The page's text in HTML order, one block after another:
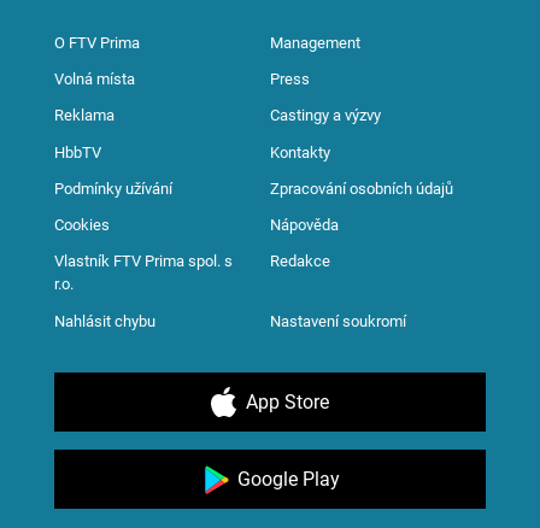
O FTV Prima Management
Volná místa Press
Reklama Castingy a výzvy
HbbTV Kontakty
Podmínky užívání Zpracování osobních údajů
Cookies Nápověda
Vlastník FTV Prima spol. s
r.o.
Redakce
Nahlásit chybu Nastavení soukromí
App Store
Google Play